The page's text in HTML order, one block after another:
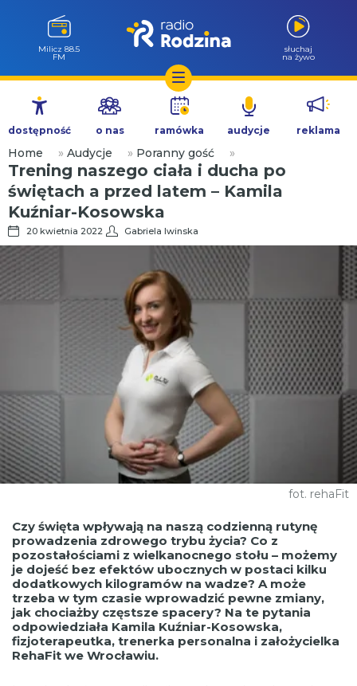
Przejdź
treści
Milicz 88.5
FM
słuchaj
na żywo
dostępność o nas ramówka audycje reklama
Home » Audycje » Poranny gość »
Trening naszego ciała i ducha po
świętach a przed latem – Kamila
Kuźniar-Kosowska
20 kwietnia 2022 Gabriela Iwinska
fot. rehaFit
Czy święta wpływają na naszą codzienną rutynę
prowadzenia zdrowego trybu życia? Co z
pozostałościami z wielkanocnego stołu – możemy
je dojeść bez efektów ubocznych w postaci kilku
dodatkowych kilogramów na wadze? A może
trzeba w tym czasie wprowadzić pewne zmiany,
jak chociażby częstsze spacery? Na te pytania
odpowiedziała Kamila Kuźniar-Kosowska,
fizjoterapeutka, trenerka personalna i założycielka
RehaFit we Wrocławiu.